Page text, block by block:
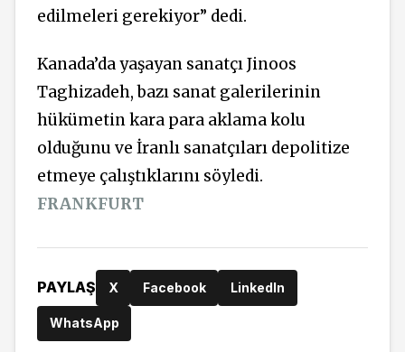
edilmeleri gerekiyor” dedi.
Kanada’da yaşayan sanatçı Jinoos
Taghizadeh, bazı sanat galerilerinin
hükümetin kara para aklama kolu
olduğunu ve İranlı sanatçıları depolitize
etmeye çalıştıklarını söyledi.
FRANKFURT
PAYLAŞ X Facebook LinkedIn
WhatsApp